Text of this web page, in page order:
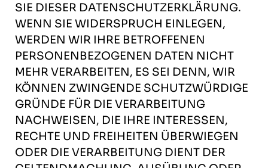
SIE DIESER DATENSCHUTZERKLÄRUNG.
WENN SIE WIDERSPRUCH EINLEGEN,
WERDEN WIR IHRE BETROFFENEN
PERSONENBEZOGENEN DATEN NICHT
MEHR VERARBEITEN, ES SEI DENN, WIR
KÖNNEN ZWINGENDE SCHUTZWÜRDIGE
GRÜNDE FÜR DIE VERARBEITUNG
NACHWEISEN, DIE IHRE INTERESSEN,
RECHTE UND FREIHEITEN ÜBERWIEGEN
ODER DIE VERARBEITUNG DIENT DER